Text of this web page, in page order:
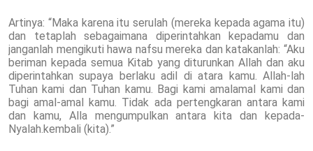
Artinya: “Maka karena itu serulah (mereka kepada agama itu)
dan tetaplah sebagaimana diperintahkan kepadamu dan
janganlah mengikuti hawa nafsu mereka dan katakanlah: “Aku
beriman kepada semua Kitab yang diturunkan Allah dan aku
diperintahkan supaya berlaku adil di atara kamu. Allah-lah
Tuhan kami dan Tuhan kamu. Bagi kami amalamal kami dan
bagi amal-amal kamu. Tidak ada pertengkaran antara kami
dan kamu, Alla mengumpulkan antara kita dan kepada-
Nyalah.kembali (kita).”